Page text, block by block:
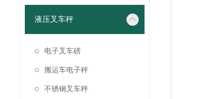
液压叉车秤
电子叉车磅
搬运车电子秤
不锈钢叉车秤